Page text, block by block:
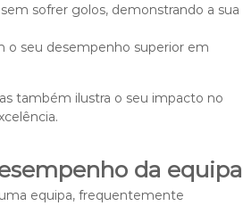
sofrer golos, demonstrando a sua
o seu desempenho superior em
também ilustra o seu impacto no
da equipa
equipa, frequentemente